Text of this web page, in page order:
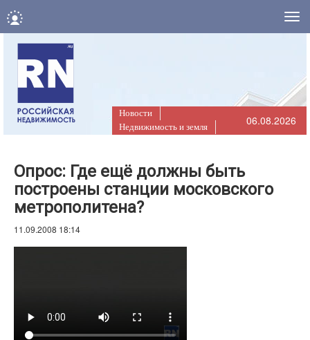
Новости
Недвижимость и земля
06.08.2026
Опрос: Где ещё должны быть
построены станции московского
метрополитена?
11.09.2008 18:14